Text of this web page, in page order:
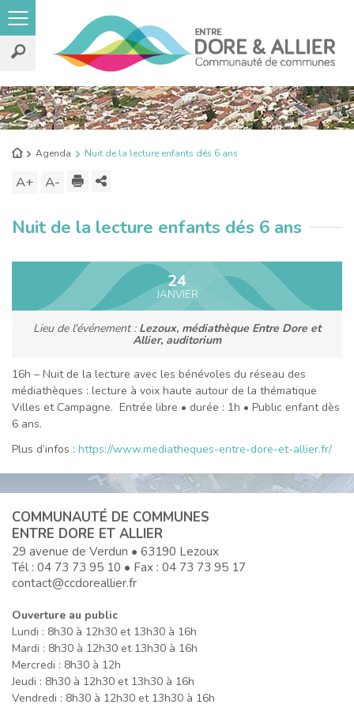
Rechercher
sur
le
site
Retour
l'accueil
Agenda Nuit de la lecture enfants dés 6 ans
A+ Augmenter
taille
A- Diminuer
taille
texte
Imprimer
contenu
Nuit de la lecture enfants dés 6 ans
24
JANVIER
Lieu de l'événement : Lezoux, médiathèque Entre Dore et
Allier, auditorium
16h – Nuit de la lecture avec les bénévoles du réseau des
médiathèques : lecture à voix haute autour de la thématique
Villes et Campagne. Entrée libre • durée : 1h • Public enfant dès
6 ans.
Plus d’infos : https://www.mediatheques-entre-dore-et-allier.fr/
COMMUNAUTÉ DE COMMUNES
ENTRE DORE ET ALLIER
29 avenue de Verdun • 63190 Lezoux
Tél : 04 73 73 95 10 • Fax : 04 73 73 95 17
contact@ccdoreallier.fr
Ouverture au public
Lundi : 8h30 à 12h30 et 13h30 à 16h
Mardi : 8h30 à 12h30 et 13h30 à 16h
Mercredi : 8h30 à 12h
Jeudi : 8h30 à 12h30 et 13h30 à 16h
Vendredi : 8h30 à 12h30 et 13h30 à 16h